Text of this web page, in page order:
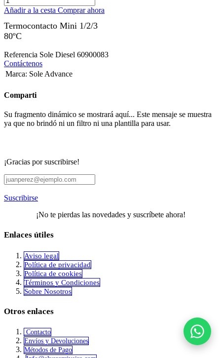
Añadir a la cesta Comprar ahora
Termocontacto Mini 1/2/3
80ºC
Referencia Sole Diesel 60900083
Contáctenos
Marca: Sole Advance
Comparti
Su fragmento dinámico se mostrará aquí... Este mensaje se muestra
ya que no brindó ni un filtro ni una plantilla para usar.
¡Gracias por suscribirse!
Suscribirse
¡No te pierdas las novedades y suscríbete ahora!
Enlaces útiles
Aviso legal
Política de privacidad
​Política de cookies
Términos y Condiciones
Sobre Nosotros
Otros enlaces
Contacto
Envíos y Devoluciones
Métodos de Pago